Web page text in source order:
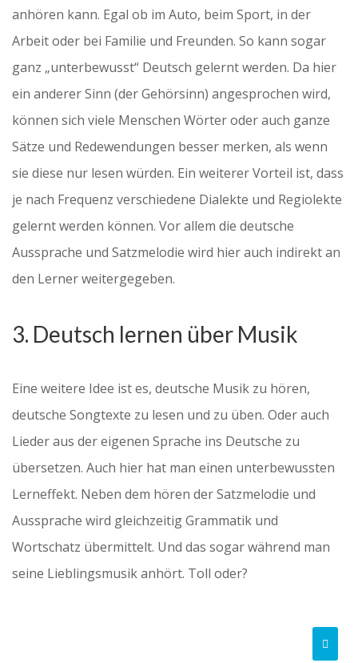
anhören kann. Egal ob im Auto, beim Sport, in der
Arbeit oder bei Familie und Freunden. So kann sogar
ganz „unterbewusst“ Deutsch gelernt werden. Da hier
ein anderer Sinn (der Gehörsinn) angesprochen wird,
können sich viele Menschen Wörter oder auch ganze
Sätze und Redewendungen besser merken, als wenn
sie diese nur lesen würden. Ein weiterer Vorteil ist, dass
je nach Frequenz verschiedene Dialekte und Regiolekte
gelernt werden können. Vor allem die deutsche
Aussprache und Satzmelodie wird hier auch indirekt an
den Lerner weitergegeben.
3. Deutsch lernen über Musik
Eine weitere Idee ist es, deutsche Musik zu hören,
deutsche Songtexte zu lesen und zu üben. Oder auch
Lieder aus der eigenen Sprache ins Deutsche zu
übersetzen. Auch hier hat man einen unterbewussten
Lerneffekt. Neben dem hören der Satzmelodie und
Aussprache wird gleichzeitig Grammatik und
Wortschatz übermittelt. Und das sogar während man
seine Lieblingsmusik anhört. Toll oder?